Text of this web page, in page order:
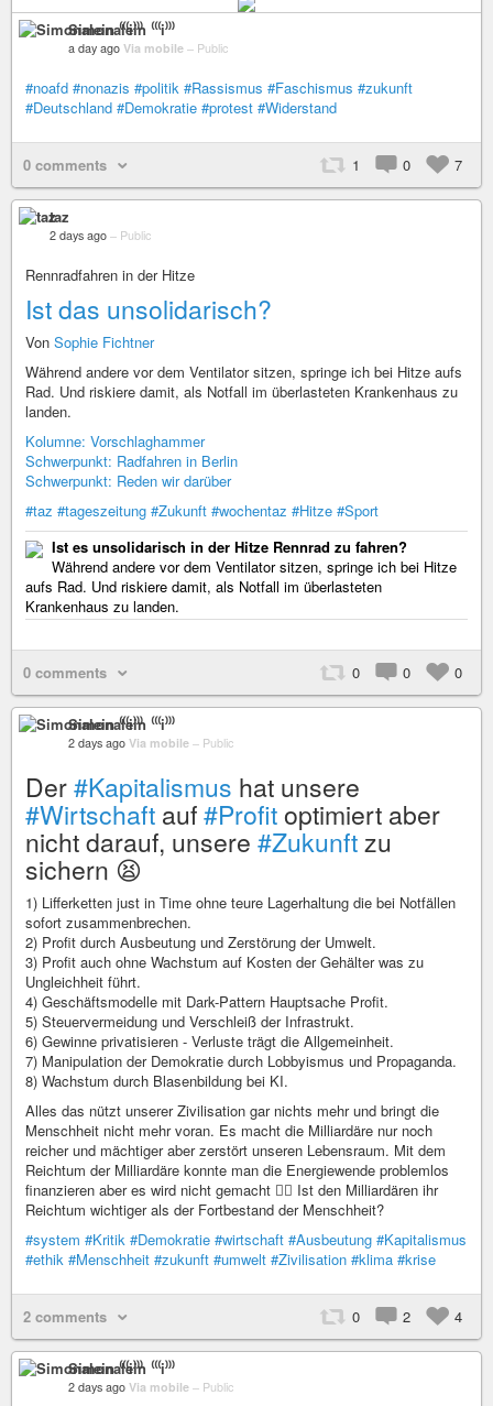
Simonalein ⁽⁽⁽i⁾⁾⁾
a day ago Via mobile – Public
#noafd #nonazis #politik #Rassismus #Faschismus #zukunft
#Deutschland #Demokratie #protest #Widerstand
0 comments 1 0 7
taz
2 days ago – Public
Rennradfahren in der Hitze
Ist das unsolidarisch?
Von Sophie Fichtner
Während andere vor dem Ventilator sitzen, springe ich bei Hitze aufs
Rad. Und riskiere damit, als Notfall im überlasteten Krankenhaus zu
landen.
Kolumne: Vorschlaghammer
Schwerpunkt: Radfahren in Berlin
Schwerpunkt: Reden wir darüber
#taz #tageszeitung #Zukunft #wochentaz #Hitze #Sport
Ist es unsolidarisch in der Hitze Rennrad zu fahren?
Während andere vor dem Ventilator sitzen, springe ich bei Hitze
aufs Rad. Und riskiere damit, als Notfall im überlasteten
Krankenhaus zu landen.
0 comments 0 0 0
Simonalein ⁽⁽⁽i⁾⁾⁾
2 days ago Via mobile – Public
Der#Kapitalismus hat unsere
#Wirtschaft auf#Profitoptimiert aber
nicht darauf, unsere #Zukunftzu
sichern 😫
1) Lifferketten just in Time ohne teure Lagerhaltung die bei Notfällen
sofort zusammenbrechen.
2) Profit durch Ausbeutung und Zerstörung der Umwelt.
3) Profit auch ohne Wachstum auf Kosten der Gehälter was zu
Ungleichheit führt.
4) Geschäftsmodelle mit Dark-Pattern Hauptsache Profit.
5) Steuervermeidung und Verschleiß der Infrastrukt.
6) Gewinne privatisieren - Verluste trägt die Allgemeinheit.
7) Manipulation der Demokratie durch Lobbyismus und Propaganda.
8) Wachstum durch Blasenbildung bei KI.
Alles das nützt unserer Zivilisation gar nichts mehr und bringt die
Menschheit nicht mehr voran. Es macht die Milliardäre nur noch
reicher und mächtiger aber zerstört unseren Lebensraum. Mit dem
Reichtum der Milliardäre konnte man die Energiewende problemlos
finanzieren aber es wird nicht gemacht 🙅‍♂️ Ist den Milliardären ihr
Reichtum wichtiger als der Fortbestand der Menschheit?
#system #Kritik #Demokratie #wirtschaft #Ausbeutung #Kapitalismus
#ethik #Menschheit #zukunft #umwelt #Zivilisation #klima #krise
2 comments 0 2 4
Simonalein ⁽⁽⁽i⁾⁾⁾
2 days ago Via mobile – Public